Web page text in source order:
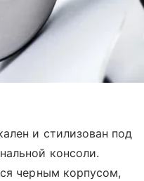
и стилизован под
консоли.
черным корпусом,